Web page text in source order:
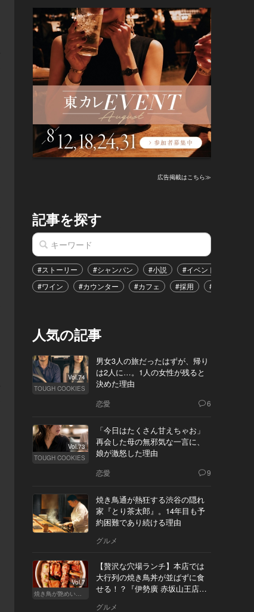
広告掲載はこちら≫
記事を探す
#ストーリー #シャンパン #小説 #イベント
#ワイン
#カウンター #カフェ #採用 #恋愛
人気の記事
Vol.74
TOUGH COOKIES
男女3人の旅だったはずが、帰り
は2人に…。1人の女性が残ると
決めた理由
恋愛 6
Vol.73
TOUGH COOKIES
「今日はたくさん甘えちゃお」
再会した母の無邪気な一言に、
娘が激怒した理由
恋愛 9
焼き鳥通が熱狂する渋谷の隠れ
家『とり茶太郎』。14年目も予
約困難であり続ける理由
グルメ
Vol.7
焼き鳥が艶めいてきた
【贅沢な穴場ランチ】本店では
大行列の焼き鳥丼が並ばずに食
せる！？『伊勢廣 赤坂山王店』
グルメ